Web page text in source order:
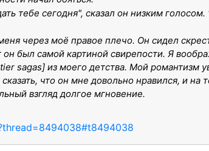
тебе сегодня", сказал он низким
через моё правое плечо. Он сидел
был самой картиной свирепости. Я
sagas] из моего детства. Мой
что он мне довольно нравился, и на
взгляд долгое мгновение.